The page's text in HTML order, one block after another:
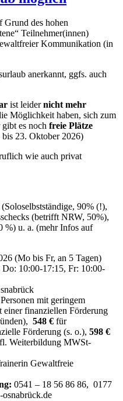
Grund des hohen
Teilnehmer(innen)
Kommunikation (in
anerkannt, ggfs. auch
ist leidernicht mehr
Möglichkeit haben, sich zum
gibt es noch freie Plätze
23. Oktober 2026)
wie auch privat
90% (!),
(betrifft NRW, 50%),
%) u. a. (mehr Infos auf
(Mo bis Fr, an 5 Tagen)
10:00-17:15, Fr: 10:00-
mit geringem
finanziellen Förderung
548 € für
Förderung (s. o.), 598 €
Weiterbildung MWSt-
Gewaltfreie
0541 – 18 56 86 86, 0177